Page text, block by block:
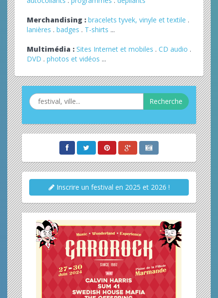
Merchandising : bracelets tyvek, vinyle et textile .
lanières . badges . T-shirts ...
Multimédia : Sites Internet et mobiles . CD audio .
DVD . photos et vidéos ...
Recherche
Inscrire un festival en 2025 et 2026 !